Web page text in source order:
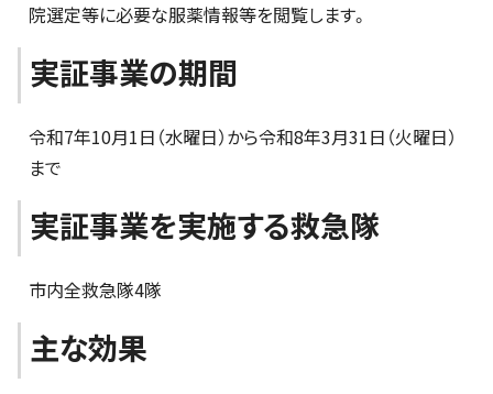
院選定等に必要な服薬情報等を閲覧します。
実証事業の期間
令和7年10月1日（水曜日）から令和8年3月31日（火曜日）
まで
実証事業を実施する救急隊
市内全救急隊4隊
主な効果